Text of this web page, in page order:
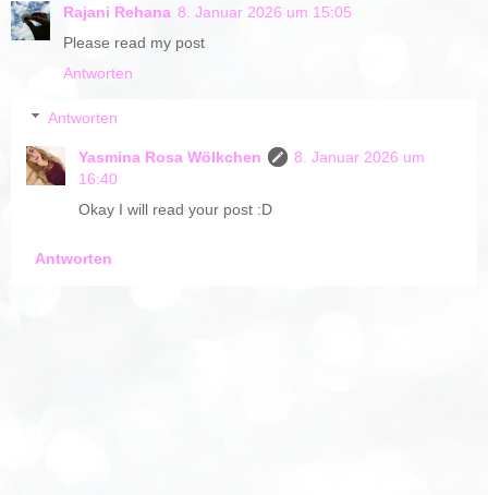
Rajani Rehana 8. Januar 2026 um 15:05
Please read my post
Antworten
Antworten
Yasmina Rosa Wölkchen
8. Januar 2026 um
16:40
Okay I will read your post :D
Antworten